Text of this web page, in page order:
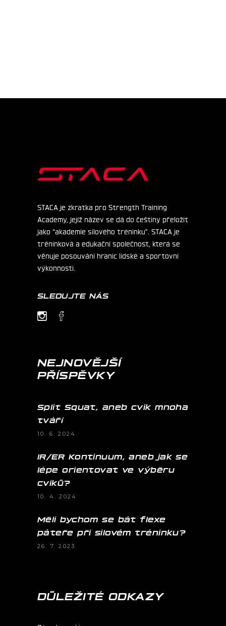
STACA je zkratka pro Strength Training
Academy, jejíž název se dá do češtiny přeložit
jako “akademie silového tréninku”. STACA je
tréninková a edukační společnost, která se
věnuje posouvání hranic lidské a sportovní
výkonnosti.
SLEDUJTE NÁS
NEJNOVĚJŠÍ
PŘÍSPĚVKY
Split Squat, aneb cvik mnoha
tváří
10. 6. 2024
IR/ER Kontinuum, aneb jak se
lépe orientovat ve výběru
cviků?
10. 4. 2024
Měli bychom se bát flexe
páteře při silovém tréninku?
26. 7. 2023
DŮLEŽITÉ ODKAZY